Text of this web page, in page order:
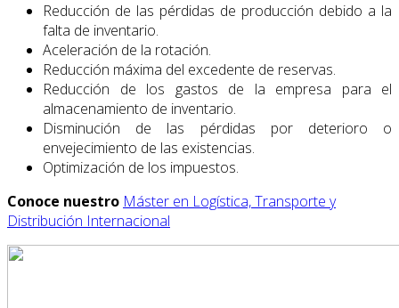
Reducción de las pérdidas de producción debido a la
falta de inventario.
Aceleración de la rotación.
Reducción máxima del excedente de reservas.
Reducción de los gastos de la empresa para el
almacenamiento de inventario.
Disminución de las pérdidas por deterioro o
envejecimiento de las existencias.
Optimización de los impuestos.
Conoce nuestro Máster en Logística, Transporte y
Distribución Internacional